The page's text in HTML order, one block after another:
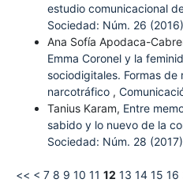
estudio comunicacional
Sociedad: Núm. 26
Ana Sofía Apodaca-
Emma Coronel y la
sociodigitales. Formas
narcotráfico ,
Tanius Karam, Entre
sabido y lo nuevo de la
Sociedad: Núm. 28
<< < 7 8 9 10 11 12 13 14 15 16